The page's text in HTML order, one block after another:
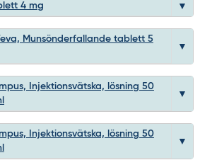
4 mg
Munsönderfallande tablett 5
Injektionsvätska, lösning 50
Injektionsvätska, lösning 50